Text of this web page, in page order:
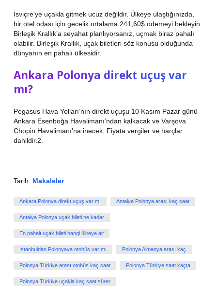
İsviçre’ye uçakla gitmek ucuz değildir. Ülkeye ulaştığınızda,
bir otel odası için gecelik ortalama 241,60$ ödemeyi bekleyin.
Birleşik Krallık’a seyahat planlıyorsanız, uçmak biraz pahalı
olabilir. Birleşik Krallık, uçak biletleri söz konusu olduğunda
dünyanın en pahalı ülkesidir.
Ankara Polonya direkt uçuş var
mı?
Pegasus Hava Yolları’nın direkt uçuşu 10 Kasım Pazar günü
Ankara Esenboğa Havalimanı’ndan kalkacak ve Varşova
Chopin Havalimanı’na inecek. Fiyata vergiler ve harçlar
dahildir.2.
Tarih: Makaleler
Ankara Polonya direkt uçuş var mı Antalya Polonya arası kaç saat
Antalya Polonya uçak bileti ne kadar
En pahalı uçak bileti hangi ülkeye ait
İstanbuldan Polonyaya otobüs var mı Polonya Almanya arası kaç
Polonya Türkiye arası otobüs kaç saat Polonya Türkiye saat kaçta
Polonya Türkiye uçakla kaç saat sürer